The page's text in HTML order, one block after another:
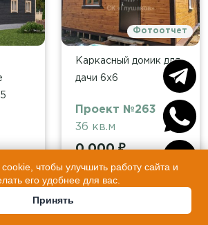
Фотоотчет
Каркасный домик для
дачи 6х6
Проект №263
36 кв.м
0 000 ₽
Подробнее
чтобы улучшить работу сайта и
его удобнее для вас.
Принять